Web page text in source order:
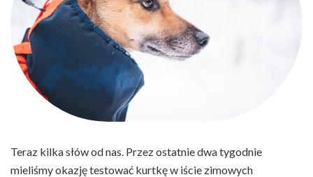
Teraz kilka słów od nas. Przez ostatnie dwa tygodnie
mieliśmy okazję testować kurtkę w iście zimowych